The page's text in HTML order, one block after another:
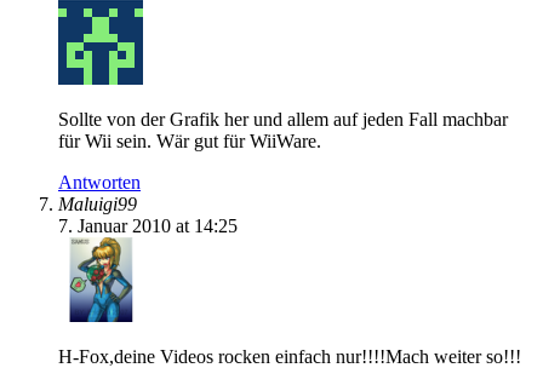
Sollte von der Grafik her und allem auf jeden Fall machbar
für Wii sein. Wär gut für WiiWare.
Antworten
Maluigi99
7. Januar 2010 at 14:25
H-Fox,deine Videos rocken einfach nur!!!!Mach weiter so!!!